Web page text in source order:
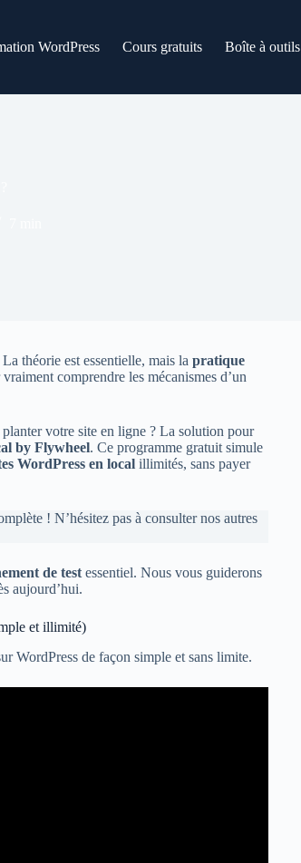
WordPress Cours gratuits Boîte à outils
théorie est essentielle, mais la pratique
comprendre les mécanismes d’un
votre site en ligne ? La solution pour
by Flywheel. Ce programme gratuit simule
WordPress en local illimités, sans payer
! N’hésitez pas à consulter nos autres
de test essentiel. Nous vous guiderons
aujourd’hui.
et illimité)
WordPress de façon simple et sans limite.